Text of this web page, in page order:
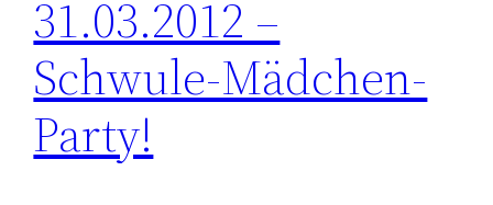
31.03.2012 –
Schwule-Mädchen-
Party!